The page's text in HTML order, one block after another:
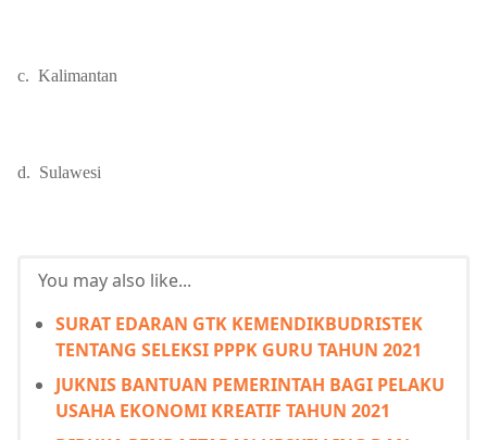
c. Kalimantan
d. Sulawesi
You may also like...
SURAT EDARAN GTK KEMENDIKBUDRISTEK
TENTANG SELEKSI PPPK GURU TAHUN 2021
JUKNIS BANTUAN PEMERINTAH BAGI PELAKU
USAHA EKONOMI KREATIF TAHUN 2021